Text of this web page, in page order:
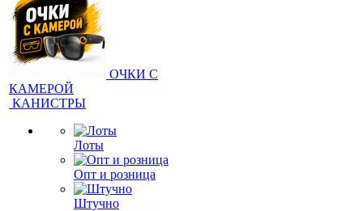
ОЧКИ С
КАМЕРОЙ
КАНИСТРЫ
Лоты
Опт и розница
Штучно